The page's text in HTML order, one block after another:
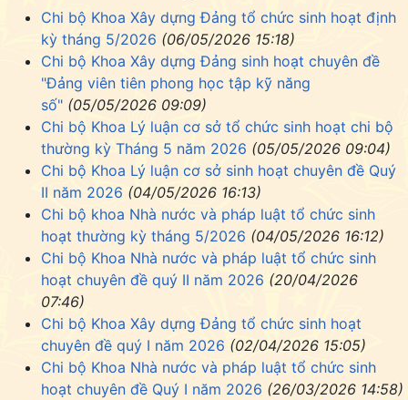
Chi bộ Khoa Xây dựng Đảng tổ chức sinh hoạt định
kỳ tháng 5/2026 (06/05/2026 15:18)
Chi bộ Khoa Xây dựng Đảng sinh hoạt chuyên đề
"Đảng viên tiên phong học tập kỹ năng
số" (05/05/2026 09:09)
Chi bộ Khoa Lý luận cơ sở tổ chức sinh hoạt chi bộ
thường kỳ Tháng 5 năm 2026 (05/05/2026 09:04)
Chi bộ Khoa Lý luận cơ sở sinh hoạt chuyên đề Quý
II năm 2026 (04/05/2026 16:13)
Chi bộ khoa Nhà nước và pháp luật tổ chức sinh
hoạt thường kỳ tháng 5/2026 (04/05/2026 16:12)
Chi bộ Khoa Nhà nước và pháp luật tổ chức sinh
hoạt chuyên đề quý II năm 2026 (20/04/2026
07:46)
Chi bộ Khoa Xây dựng Đảng tổ chức sinh hoạt
chuyên đề quý I năm 2026 (02/04/2026 15:05)
Chi bộ Khoa Nhà nước và pháp luật tổ chức sinh
hoạt chuyên đề Quý I năm 2026 (26/03/2026 14:58)